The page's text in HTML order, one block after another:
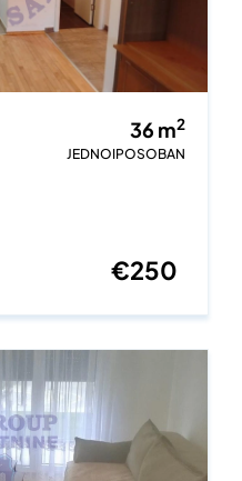
36 m2
JEDNOIPOSOBAN
€250